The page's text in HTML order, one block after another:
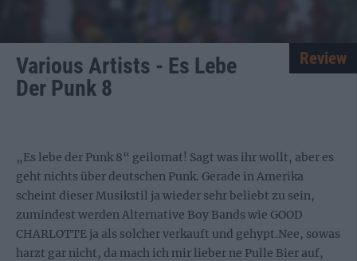
Various Artists - Es Lebe
Der Punk 8
Review
„Es lebe der Punk 8“ geilomat! Sagt was ihr wollt, aber es
geht nichts über deutschen Punk. Gerade in Amerika
scheint dieser Musikstil ja wieder sehr beliebt zu sein,
zumindest werden Alternative Boy Bands wie GOOD
CHARLOTTE ja als solcher verkauft und gehypt.Nee, sowas
harzt gar nicht, da mach ich mir lieber ne Pulle Bier auf,